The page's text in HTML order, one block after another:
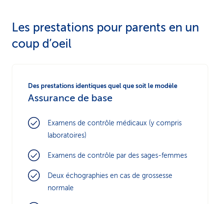
Les prestations pour parents en un
coup d’oeil
Des prestations identiques quel que soit le modèle
Assurance de base
Examens de contrôle médicaux (y compris
laboratoires)
Examens de contrôle par des sages-femmes
Deux échographies en cas de grossesse
normale